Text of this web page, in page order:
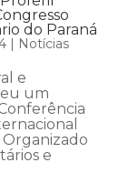
do Paraná
| Notícias
e
um
e